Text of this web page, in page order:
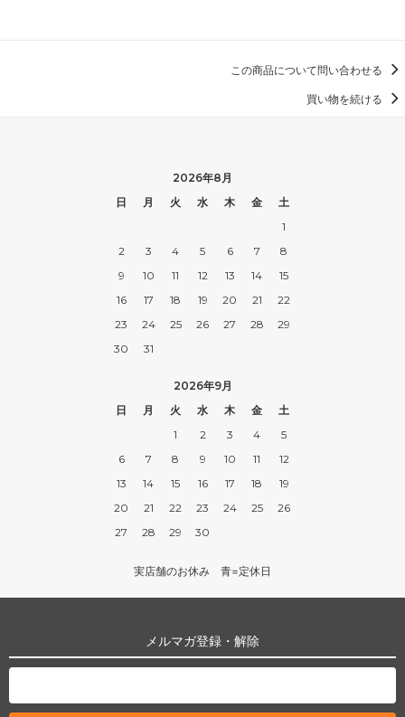
この商品について問い合わせる
買い物を続ける
2026年8月
日
月 火 水 木 金
土
1
2
3 4 5 6 7
8
9
10 11 12 13 14
15
16
17 18 19 20 21
22
23
24 25 26 27 28
29
30
31
2026年9月
日
月 火 水 木 金
土
1
2 3 4
5
6
7 8 9 10 11
12
13
14 15 16 17 18
19
20
21 22 23 24 25
26
27
28 29 30
実店舗のお休み 青=定休日
メルマガ登録・解除